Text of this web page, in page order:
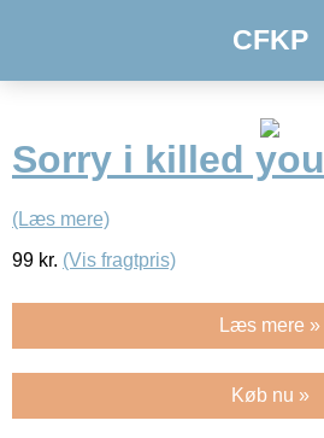
CFKP
Sorry i killed you
(Læs mere)
99 kr. (Vis fragtpris)
Læs mere »
Køb nu »